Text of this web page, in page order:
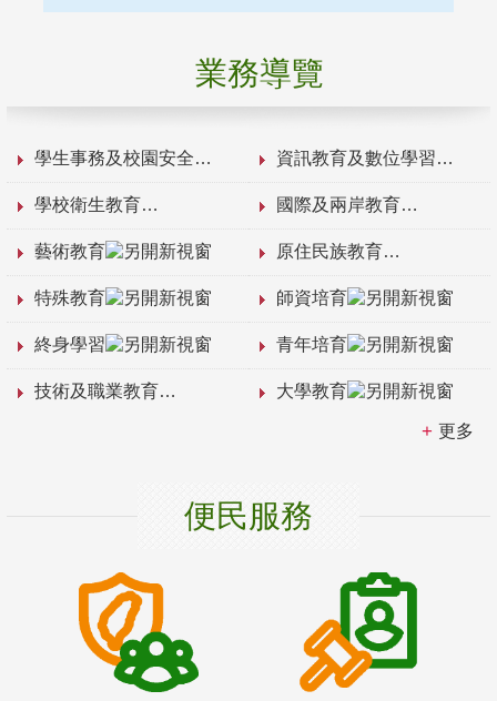
業務導覽
學生事務及校園安全 資訊教育及數位學習
學校衛生教育 國際及兩岸教育
藝術教育 原住民族教育
特殊教育 師資培育
終身學習 青年培育
技術及職業教育 大學教育
更多
便民服務